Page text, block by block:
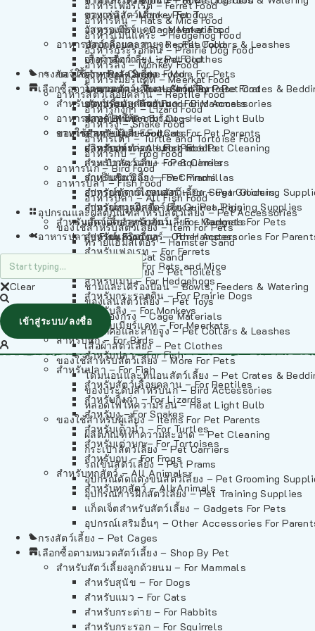
อาหารเฟอร์เร็ต – Ferret Food
อาหารหนู – Rats & Mice Food
อาหารเม่นแคระ – Hedgehog Food
อาหารกระรอกดิน – Prairie Dog Food
อาหารลิง – Monkey Food
อาหารเมียร์แคท – Meerkat Food
อาหารสัตว์เลี้อยคลาน – Reptile Food
อาหารกิ้งก่า – Lizard Food
อาหารงู – Snake Food
อาหารเต่า – Turtle and Tortoise Food
อาหารกบ – Frog Food
อาหารนก – Bird Food
อาหารปลา – Fish Food
อาหารปลา – All Fish Food
อุปกรณและผลิตภัณฑ์สำหรับสัตว์เลี้ยง – Pet Accessories
ของใช้สำหรับสัตว์เลี้ยง – Item For Pets
ทรายแฮมสเตอร์ – Hamster Sand
ทรายแมว – Cat Sand
ห้องน้ำสัตว์เลี้ยง – Pet Toilets
ชามและเครื่องป้อน – Bowls, Feeders & Watering
ของเล่นสัตว์เลี้ยง – Pet Toys
วัสดุรองกรง – Cage Materials
ปลอกคอและสายจูง – Pet Collars & Leashes
เสื้อผ้าสัตว์เลี้ยง – Pet Clothes
ของใช้สำหรับสัตว์เลี้ยง – More For Pets
โดมนอนและที่นอนสัตว์เลี้ยง – Pet Crates &
ของประดับสำหรับนก – Bird Accessories
หลอดไฟให้ความร้อน – Heat Light Bulb
ของใช้สำหรับผู้เลี้ยง – Items For Pet Parents
ผลิตภัณฑ์ทำความสะอาด – Pet Cleaning
กระเป๋าสัตว์เลี้ยง – Pet Carriers
รถเข็นสัตว์เลี้ยง – Pet Prams
อุปกรณ์ตัดแต่งขนสัตว์เลี้ยง – Pet Grooming
อุปกรณ์การฝึกสัตว์เลี้ยง – Pet Training Supplies
แก็ดเจ็ตสำหรับสัตว์เลี้ยง – Gadgets For Pets
อุปกรณ์เสริมอื่นๆ – Other Accessories For
กรงสัตว์เลี้ยง – Pet Cages
เลือกซื้อตามหมวดสัตว์เลี้ยง – Shop By Pet
สำหรับสัตว์เลี้ยงลูกด้วยนม – For Mammals
สำหรับสุนัข – For Dogs
สำหรับแมว – For Cats
สำหรับกระต่าย – For Rabbits
สำหรับกระรอก – For Squirrels
อาหารลิง – Monkey Food
อาหารเมียร์แคท – Meerkat Food
อาหารสัตว์เลี้อยคลาน – Reptile Food
อาหารกิ้งก่า – Lizard Food
อาหารงู – Snake Food
อาหารเต่า – Turtle and Tortoise Food
อาหารกบ – Frog Food
อาหารนก – Bird Food
อาหารปลา – Fish Food
อาหารปลา – All Fish Food
ของเล่นสัตว์เลี้ยง – Pet Toys
วัสดุรองกรง – Cage Materials
ปลอกคอและสายจูง – Pet Collars & Leashes
เสื้อผ้าสัตว์เลี้ยง – Pet Clothes
ของใช้สำหรับสัตว์เลี้ยง – More For Pets
โดมนอนและที่นอนสัตว์เลี้ยง – Pet Crates &
ของประดับสำหรับนก – Bird Accessories
หลอดไฟให้ความร้อน – Heat Light Bulb
ของใช้สำหรับผู้เลี้ยง – Items For Pet Parents
ผลิตภัณฑ์ทำความสะอาด – Pet Cleaning
กระเป๋าสัตว์เลี้ยง – Pet Carriers
รถเข็นสัตว์เลี้ยง – Pet Prams
อุปกรณ์ตัดแต่งขนสัตว์เลี้ยง – Pet Grooming
อุปกรณ์การฝึกสัตว์เลี้ยง – Pet Training Supplies
แก็ดเจ็ตสำหรับสัตว์เลี้ยง – Gadgets For Pets
อุปกรณ์เสริมอื่นๆ – Other Accessories For
กรงสัตว์เลี้ยง – Pet Cages
เลือกซื้อตามหมวดสัตว์เลี้ยง – Shop By Pet
สำหรับสัตว์เลี้ยงลูกด้วยนม – For Mammals
สำหรับสุนัข – For Dogs
สำหรับแมว – For Cats
สำหรับกระต่าย – For Rabbits
สำหรับกระรอก – For Squirrels
สำหรับชินชิล่า – For Chinchillas
สำหรับชูการ์ไกลเดอร์ – For Sugar Gliders
สำหรับหนูแกสบี้ – For Guinea Pigs
สำหรับสัตว์เลี้ยงลูกด้วยนม – For Mammals
สำหรับแฮมสเตอร์ – For Hamsters
สำหรับเฟอเรท – For Ferrets
สำหรับหนู – For Rats and Mice
สำหรับเม่น – For Hedgehogs
สำหรับกระรอกดิน – For Prairie Dogs
สำหรับลิง – For Monkeys
สำหรับเมียร์แคท – For Meerkats
สำหรับนก – For Birds
สำหรับปลา – For Fish
สำหรับปลา – For Fish
สำหรับสัตว์เลื้อยคลาน – For Reptiles
สำหรับกิ้งก่า – For Lizards
สำหรับงู – For Snakes
สำหรับเต่าน้ำ – For Turtles
สำหรับเต่าบก – For Tortoises
สำหรับกบ – For Frogs
สำหรับทุกสัตว์ – All Animals
สำหรับทุกสัตว์ – All Animals
อาหารปลา – Fish Food
Clear
เข้าสู่ระบบ/ลงชื่อ